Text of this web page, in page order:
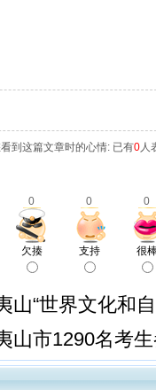
到这篇文章时的心情: 已有0人
0 0 0
欠揍 支持 很
山“世界文化和
山市1290名考